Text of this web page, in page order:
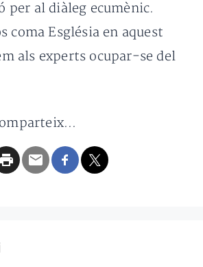
per al diàleg ecumènic.
coma Església en aquest
als experts ocupar-se del